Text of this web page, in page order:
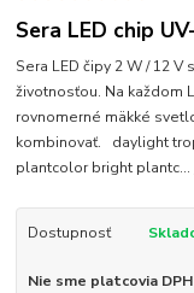
Sera LED chip
Sera LED čipy 2 W / 12
životnosťou. Na každom
rovnomerné mäkké
kombinovať. daylight
plantcolor bright plantc...
Dostupnosť
Nie sme platcovia DPH